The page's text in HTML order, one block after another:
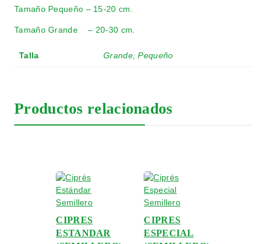
Tamaño Pequeño – 15-20 cm.
Tamaño Grande – 20-30 cm.
Talla Grande, Pequeño
Productos relacionados
CIPRES
ESTANDAR
CIPRES
ESPECIAL